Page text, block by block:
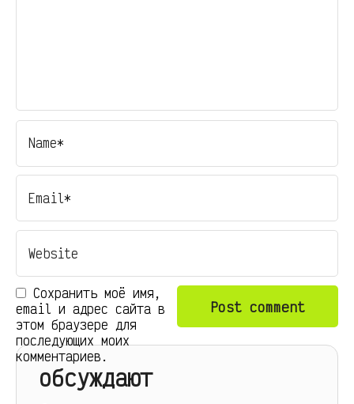
Сохранить моё имя,
email и адрес сайта в
этом браузере для
последующих моих
комментариев.
обсуждают